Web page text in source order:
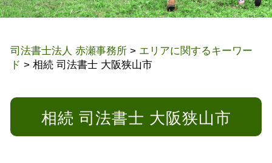
司法書士法人 赤瀬事務所 > エリアに関するキーワー
ド > 相続 司法書士 大阪狭山市
相続 司法書士 大阪狭山市